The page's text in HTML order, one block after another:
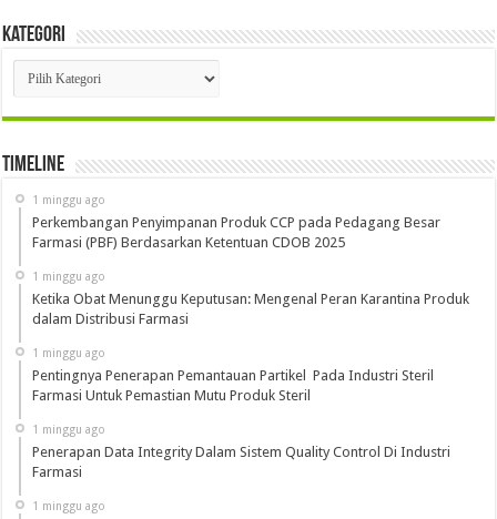
Kategori
Kategori
Timeline
1 minggu ago
Perkembangan Penyimpanan Produk CCP pada Pedagang Besar
Farmasi (PBF) Berdasarkan Ketentuan CDOB 2025
1 minggu ago
Ketika Obat Menunggu Keputusan: Mengenal Peran Karantina Produk
dalam Distribusi Farmasi
1 minggu ago
Pentingnya Penerapan Pemantauan Partikel Pada Industri Steril
Farmasi Untuk Pemastian Mutu Produk Steril
1 minggu ago
Penerapan Data Integrity Dalam Sistem Quality Control Di Industri
Farmasi
1 minggu ago